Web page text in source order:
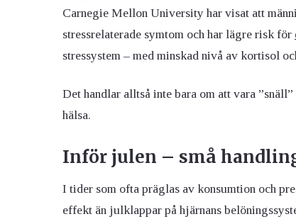
Carnegie Mellon University har visat att
stressrelaterade symtom och har lägre risk för
stressystem – med minskad nivå av kortisol
Det handlar alltså inte bara om att vara
hälsa.
Inför julen – små
I tider som ofta präglas av konsumtion och
effekt än julklappar på hjärnans